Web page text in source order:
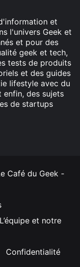
et
l'univers Geek et
et pour des
geek et tech,
tests de produits
et des guides
lifestyle avec du
enfin, des sujets
de startups
Café du Geek -
et notre
Confidentialité